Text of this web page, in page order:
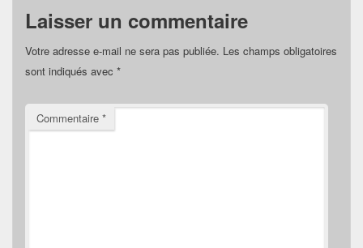
Laisser un commentaire
Votre adresse e-mail ne sera pas publiée. Les champs obligatoires
sont indiqués avec *
Commentaire *